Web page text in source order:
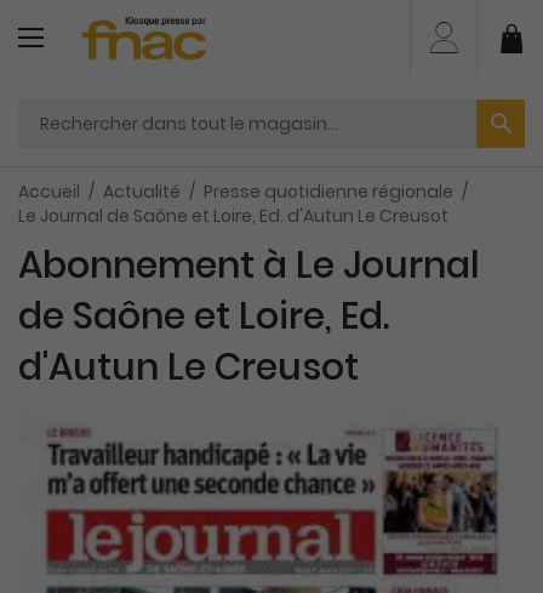
contenu
Accueil Actualité
Presse quotidienne régionale
Le Journal de Saône et Loire, Ed. d'Autun Le Creusot
Abonnement à Le Journal
de Saône et Loire, Ed.
d'Autun Le Creusot